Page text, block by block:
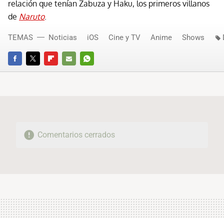
relación que tenían Zabuza y Haku, los primeros villanos
de Naruto.
FACEBOOKTWITTERFLIPBOARD
E-
WHATSAPP
TEMAS Noticias iOS Cine y TV Anime Shows
Comentarios cerrados